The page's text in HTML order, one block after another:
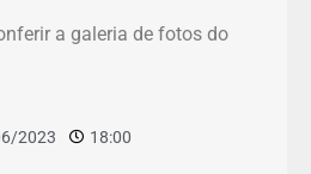
a galeria de fotos do
2023 18:00